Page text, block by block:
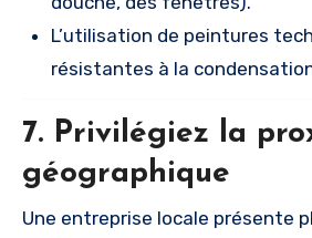
L’utilisation de peintures
résistantes à la
7. Privilégiez la
géographique
Une entreprise locale présente